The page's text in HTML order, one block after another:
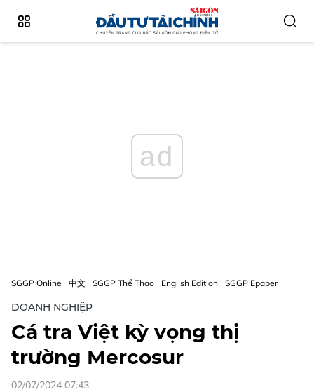
ad
SGGP Online 中文 SGGP Thể Thao English Edition SGGP Epaper
DOANH NGHIỆP
Cá tra Việt kỳ vọng thị
trường Mercosur
02/07/2024 07:43